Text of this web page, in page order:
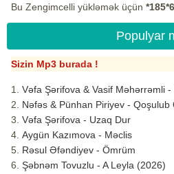
Bu Zengimcelli yükləmək üçün
Populyar
Sizin Mp3 burada !
Vəfa Şərifova & Vasif Məhərrəmli
Nəfəs & Pünhan Piriyev - Qoşulub
Vəfa Şərifova - Uzaq Dur
Aygün Kazımova - Məclis
Rəsul Əfəndiyev - Ömrüm
Şəbnəm Tovuzlu - A Leyla (2026)